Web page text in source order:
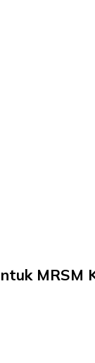
MRSM